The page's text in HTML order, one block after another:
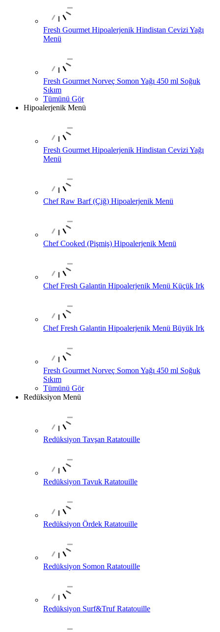
Fresh Gourmet Hipoalerjenik Hindistan Cevizi Yağı
Menü
Fresh Gourmet Norveç Somon Yağı 450 ml Soğuk
Sıkım
Tümünü Gör
Hipoalerjenik Menü
Fresh Gourmet Hipoalerjenik Hindistan Cevizi Yağı
Menü
Chef Raw Barf (Çiğ) Hipoalerjenik Menü
Chef Cooked (Pişmiş) Hipoalerjenik Menü
Chef Fresh Galantin Hipoalerjenik Menü Küçük Irk
Chef Fresh Galantin Hipoalerjenik Menü Büyük Irk
Fresh Gourmet Norveç Somon Yağı 450 ml Soğuk
Sıkım
Tümünü Gör
Redüksiyon Menü
Redüksiyon Tavşan Ratatouille
Redüksiyon Tavuk Ratatouille
Redüksiyon Ördek Ratatouille
Redüksiyon Somon Ratatouille
Redüksiyon Surf&Truf Ratatouille